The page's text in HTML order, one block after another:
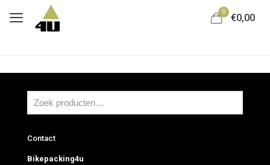
0
€0,00
Contact
Bikepacking4u